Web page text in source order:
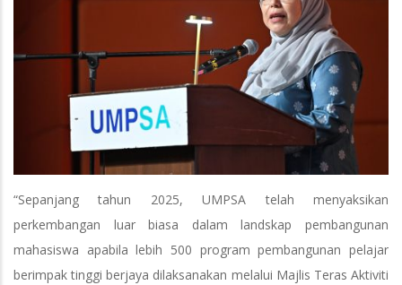
“Sepanjang tahun 2025, UMPSA telah menyaksikan
perkembangan luar biasa dalam landskap pembangunan
mahasiswa apabila lebih 500 program pembangunan pelajar
berimpak tinggi berjaya dilaksanakan melalui Majlis Teras Aktiviti